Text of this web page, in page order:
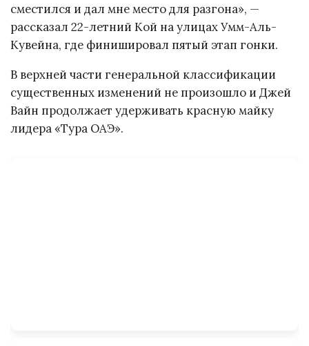
сместился и дал мне место для разгона», —
рассказал 22-летний Кой на улицах Умм-Аль-
Кувейна, где финишировал пятый этап гонки.
В верхней части генеральной классификации
существенных изменений не произошло и Джей
Вайн продолжает удерживать красную майку
лидера «Тура ОАЭ».